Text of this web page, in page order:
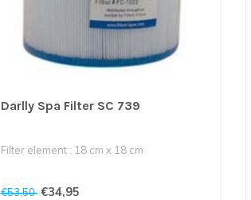
Darlly Spa Filter SC 739
Filter element : 18 cm x 18 cm
Bovenkant is 5 cm opening en onderkant
€53,50 €34,95